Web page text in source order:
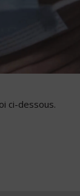
ci-dessous.